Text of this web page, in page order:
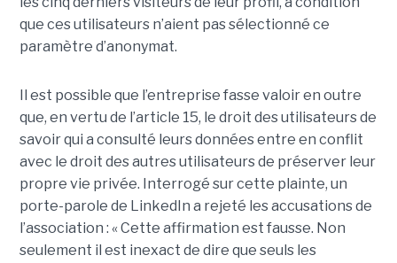
que ces utilisateurs n’aient pas sélectionné ce
paramètre d’anonymat.
Il est possible que l’entreprise fasse valoir en outre
que, en vertu de l’article 15, le droit des utilisateurs de
savoir qui a consulté leurs données entre en conflit
avec le droit des autres utilisateurs de préserver leur
propre vie privée. Interrogé sur cette plainte, un
porte-parole de LinkedIn a rejeté les accusations de
l’association : « Cette affirmation est fausse. Non
seulement il est inexact de dire que seuls les